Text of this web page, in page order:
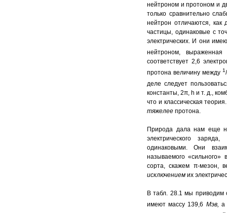
нейтроном и протоном и
только сравнительно
нейтрон отличаются,
частицы, одинаковые с
электрических. И они
нейтроном,
соответствует 2,6
протона величину между 1/
деле следует
константы, 2π, h и т. д.,
что и классическая
тяжелее протона.
Природа дала нам еще
электрического
одинаковыми. Они
называемого «сильного»
сорта, скажем π-мезон,
исключением их
В табл. 28.1 мы приводим
имеют массу 139,6 Мэв, а